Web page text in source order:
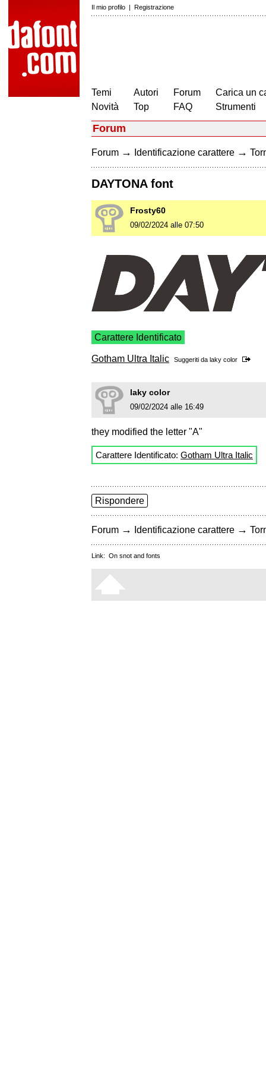
Il mio profilo | Registrazione
Temi
Novità
Autori
Top
Forum
FAQ
Carica un
Strumenti
Forum
Forum → Identificazione carattere →
DAYTONA font
Frosty60
09/02/2024 alle 07:50
Carattere Identificato
Gotham Ultra Italic Suggeriti da laky color
laky color
09/02/2024 alle 16:49
they modified the letter "A"
Carattere Identificato: Gotham Ultra Italic
Rispondere
Forum → Identificazione carattere →
Link: On snot and fonts